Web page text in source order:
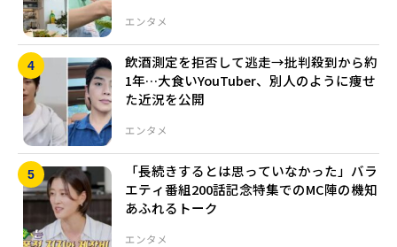
エンタメ
エンタメ
飲酒測定を拒否して逃走→批判殺到から約
1年…大食いYouTuber、別人のように痩せ
た近況を公開
エンタメ
「長続きするとは思っていなかった」バラ
エティ番組200話記念特集でのMC陣の機知
あふれるトーク